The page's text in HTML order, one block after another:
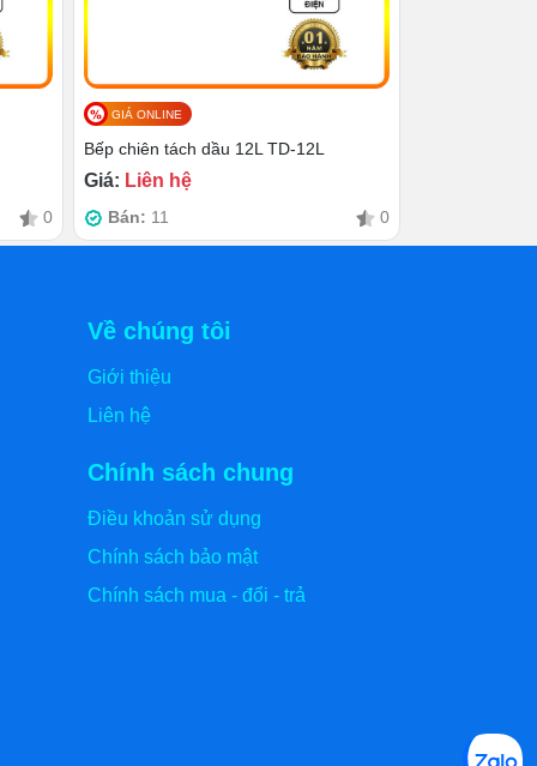
0
GIÁ ONLINE
Bếp chiên tách dầu 12L TD-12L
Giá: Liên hệ
Bán: 11 0
Về chúng tôi
Giới thiệu
Liên hệ
Chính sách chung
Điều khoản sử dụng
Chính sách bảo mật
Chính sách mua - đổi - trả